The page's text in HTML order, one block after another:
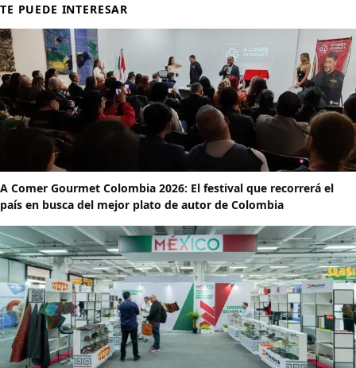
TE PUEDE INTERESAR
A Comer Gourmet Colombia 2026: El festival que recorrerá el
país en busca del mejor plato de autor de Colombia